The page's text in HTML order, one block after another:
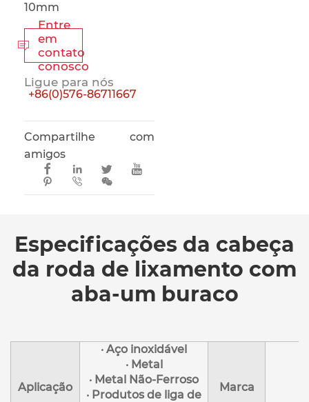
10mm

Entre
em
contato
conosco
Ligue para nós
+86(0)576-86711667
Compartilhe com
amigos
  


 
Especificações da cabeça
da roda de lixamento com
aba-um buraco
Aplicação
· Aço inoxidável
· Metal
· Metal Não-Ferroso
· Produtos de liga de
Marca